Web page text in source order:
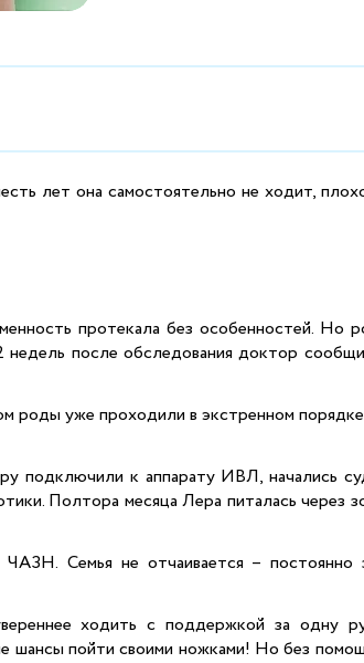
лет она самостоятельно не ходит,
протекала без особенностей. Но
после обследования доктор
роды уже проходили в экстренном
к аппарату ИВЛ, начались
Полтора месяца Лера питалась через
Семья не отчаивается –
ходить с поддержкой за одну
шансы пойти своими ножками! Но без